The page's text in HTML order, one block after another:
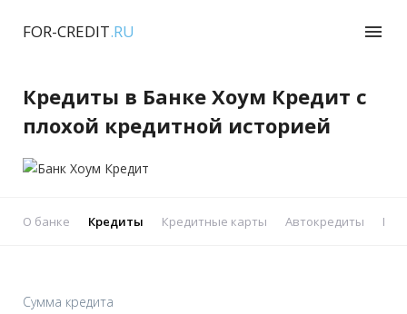
FOR-CREDIT.RU menu
Кредиты в Банке Хоум Кредит с
плохой кредитной историей
О банке Кредиты Кредитные карты Автокредиты
Сумма кредита